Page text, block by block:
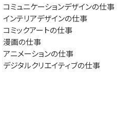
コミュニケーションデザインの仕事
インテリアデザインの仕事
コミックアートの仕事
漫画の仕事
アニメーションの仕事
デジタルクリエイティブの仕事